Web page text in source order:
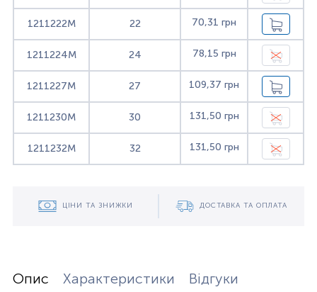
1211222M 22 70,31 грн
1211224M 24 78,15 грн
1211227M 27 109,37 грн
1211230M 30 131,50 грн
1211232M 32 131,50 грн
ЦІНИ ТА ЗНИЖКИ ДОСТАВКА ТА ОПЛАТА
Опис Характеристики Відгуки